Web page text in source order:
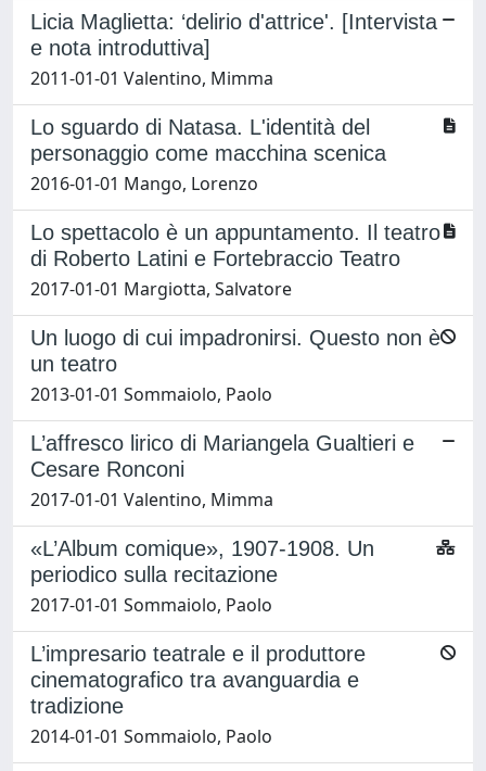
Licia Maglietta: ‘delirio d'attrice'. [Intervista
e nota introduttiva]
2011-01-01 Valentino, Mimma
Lo sguardo di Natasa. L'identità del
personaggio come macchina scenica
2016-01-01 Mango, Lorenzo
Lo spettacolo è un appuntamento. Il teatro
di Roberto Latini e Fortebraccio Teatro
2017-01-01 Margiotta, Salvatore
Un luogo di cui impadronirsi. Questo non è
un teatro
2013-01-01 Sommaiolo, Paolo
L’affresco lirico di Mariangela Gualtieri e
Cesare Ronconi
2017-01-01 Valentino, Mimma
«L’Album comique», 1907-1908. Un
periodico sulla recitazione
2017-01-01 Sommaiolo, Paolo
L’impresario teatrale e il produttore
cinematografico tra avanguardia e
tradizione
2014-01-01 Sommaiolo, Paolo